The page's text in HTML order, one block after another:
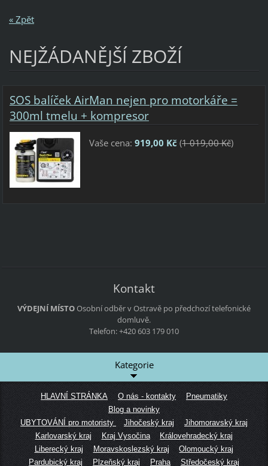
« Zpět
NEJŽÁDANĚJŠÍ ZBOŽÍ
SOS balíček AirMan nejen pro motorkáře =
300ml tmelu + kompresor
Vaše cena: 919,00 Kč(1 019,00 Kč)
Kontakt
VÝDEJNÍ MÍSTOOsobní odběr v Ostravě po předchozí telefonické
domluvě.
Telefon: +420 603 179 010
Kategorie
HLAVNÍ STRÁNKA O nás - kontakty
Pneumatiky
Blog a novinky
UBYTOVÁNÍ pro motoristy
Jihočeský kraj
Jihomoravský kraj
Karlovarský kraj
Kraj Vysočina
Královehradecký kraj
Liberecký kraj
Moravskoslezský kraj
Olomoucký kraj
Pardubický kraj
Plzeňský kraj Praha Středočeský kraj